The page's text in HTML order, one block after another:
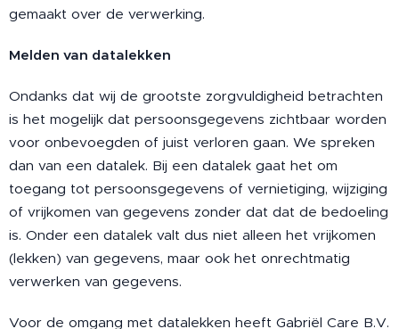
gemaakt over de verwerking.
Melden van datalekken
Ondanks dat wij de grootste zorgvuldigheid betrachten
is het mogelijk dat persoonsgegevens zichtbaar worden
voor onbevoegden of juist verloren gaan. We spreken
dan van een datalek. Bij een datalek gaat het om
toegang tot persoonsgegevens of vernietiging, wijziging
of vrijkomen van gegevens zonder dat dat de bedoeling
is. Onder een datalek valt dus niet alleen het vrijkomen
(lekken) van gegevens, maar ook het onrechtmatig
verwerken van gegevens.
Voor de omgang met datalekken heeft Gabriël Care B.V.